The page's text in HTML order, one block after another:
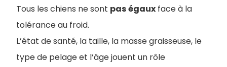
Tous les chiens ne sont paségaux face à la
tolérance au froid.
L’état de santé, la taille, la masse graisseuse, le
type de pelage et l’âge jouent un rôle